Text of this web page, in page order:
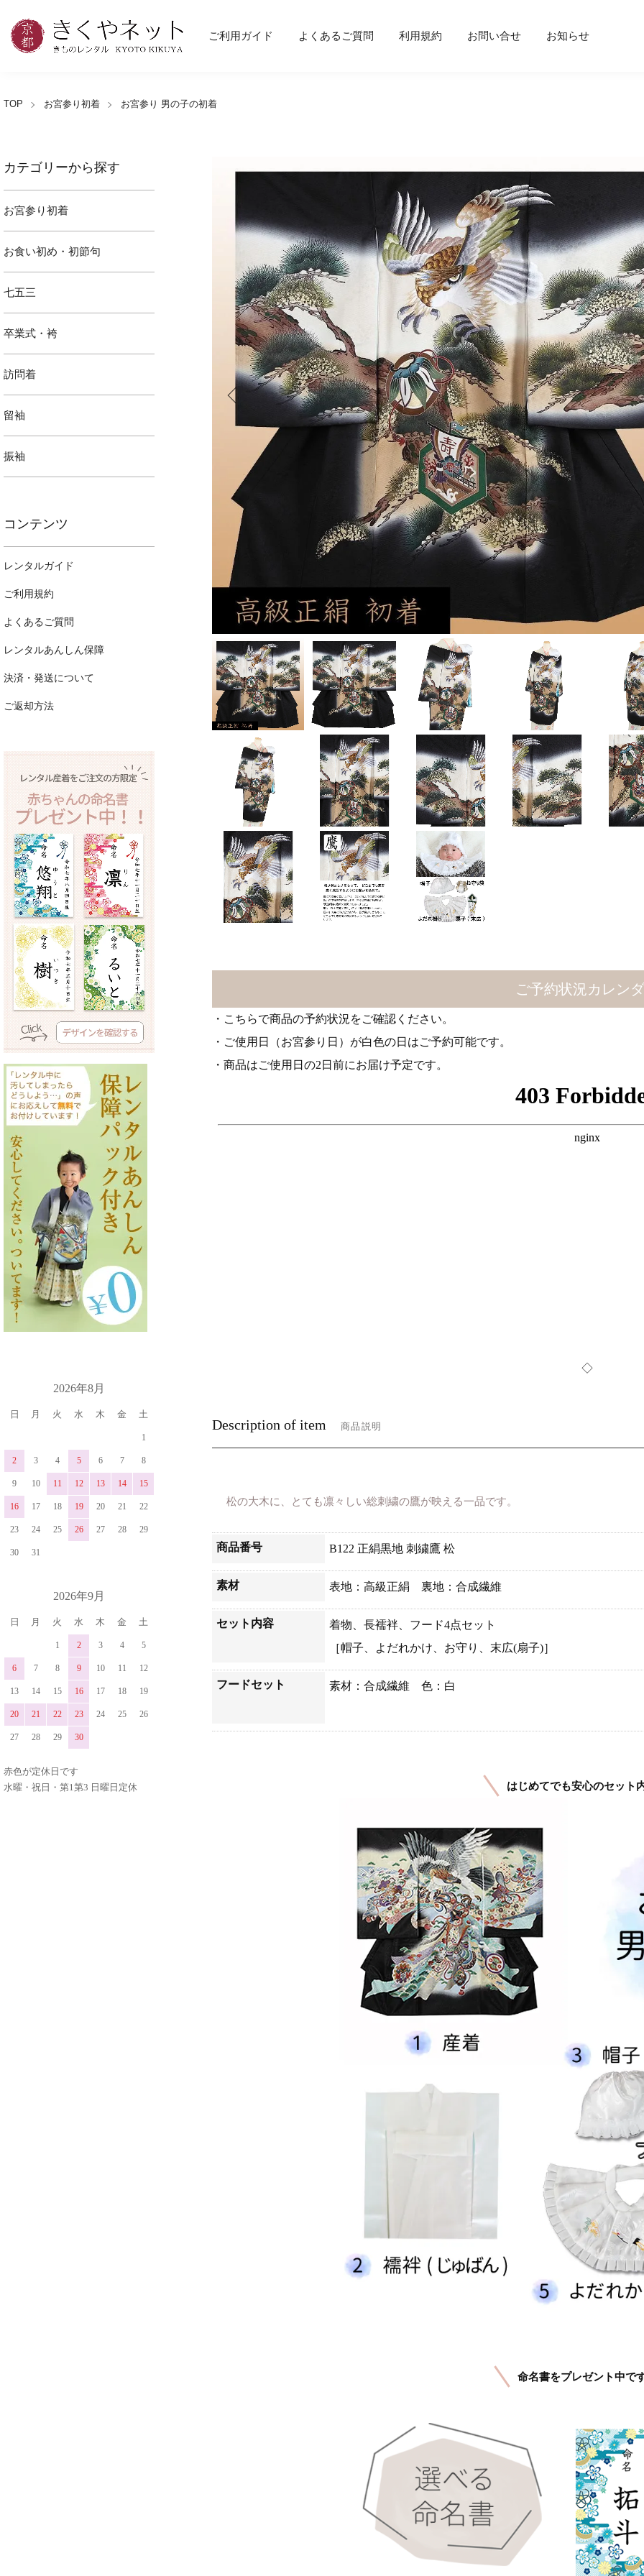
ご利用ガイド よくあるご質問 利用規約 お問い合せ お知らせ
TOP お宮参り初着 お宮参り 男の子の初着
ご予約状況カレン
・こちらで商品の予約状況をご確認ください。
・ご使用日（お宮参り日）が白色の日はご予約可能です。
・商品はご使用日の2日前にお届け予定です。
◇
Description of item 商品説明
松の大木に、とても凛々しい総刺繍の鷹が映える一品です。
商品番号 B122 正絹黒地 刺繍鷹 松
素材 表地：高級正絹 裏地：合成繊維
セット内容
着物、長襦袢、フード4点セット
［帽子、よだれかけ、お守り、末広(扇子)］
フードセット 素材：合成繊維 色：白
はじめてでも安心のセット
命名書をプレゼント中で
カテゴリーから探す
お宮参り初着
お食い初め・初節句
七五三
卒業式・袴
訪問着
留袖
振袖
コンテンツ
レンタルガイド
ご利用規約
よくあるご質問
レンタルあんしん保障
決済・発送について
ご返却方法
2026年8月
日 月 火 水 木 金 土
1
2 3 4 5 6 7 8
9 10 11 12 13 14 15
16 17 18 19 20 21 22
23 24 25 26 27 28 29
30 31
2026年9月
日 月 火 水 木 金 土
1 2 3 4 5
6 7 8 9 10 11 12
13 14 15 16 17 18 19
20 21 22 23 24 25 26
27 28 29 30
赤色が定休日です
水曜・祝日・第1第3 日曜日定休